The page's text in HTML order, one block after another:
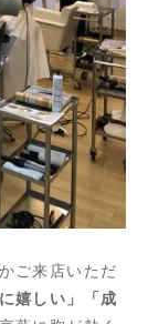
ご来店いただ
嬉しい」「成